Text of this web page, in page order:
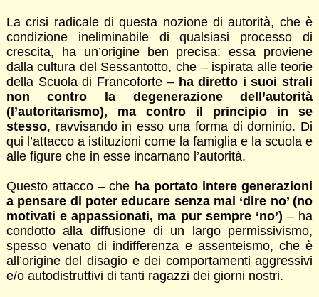
La crisi radicale di questa nozione di autorità, che è
condizione ineliminabile di qualsiasi processo di
crescita, ha un’origine ben precisa: essa proviene
dalla cultura del Sessantotto, che – ispirata alle teorie
della Scuola di Francoforte – ha diretto i suoi strali
non contro la degenerazione dell’autorità
(l’autoritarismo), ma contro il principio in se
stesso, ravvisando in esso una forma di dominio. Di
qui l’attacco a istituzioni come la famiglia e la scuola e
alle figure che in esse incarnano l’autorità.
Questo attacco – che ha portato intere generazioni
a pensare di poter educare senza mai ‘dire no’ (no
motivati e appassionati, ma pur sempre ‘no’) – ha
condotto alla diffusione di un largo permissivismo,
spesso venato di indifferenza e assenteismo, che è
all’origine del disagio e dei comportamenti aggressivi
e/o autodistruttivi di tanti ragazzi dei giorni nostri.